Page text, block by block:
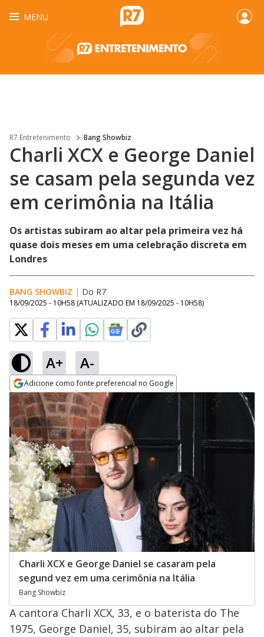
MENU
R7 Entretenimento Bang Showbiz
Charli XCX e George Daniel
se casam pela segunda vez
em cerimônia na Itália
Os artistas subiram ao altar pela primeira vez há
quase dois meses em uma celebração discreta em
Londres
BANG SHOWBIZ | Do R7
18/09/2025 - 10H58 (ATUALIZADO EM 18/09/2025 - 10H58)
A+ A-
Adicione como fonte preferencial no Google
Opens in new window
Charli XCX e George Daniel se casaram pela
segund vez em uma cerimônia na Itália
Bang Showbiz
A cantora Charli XCX, 33, e o baterista do The
1975, George Daniel, 35, subiram ao altar pela